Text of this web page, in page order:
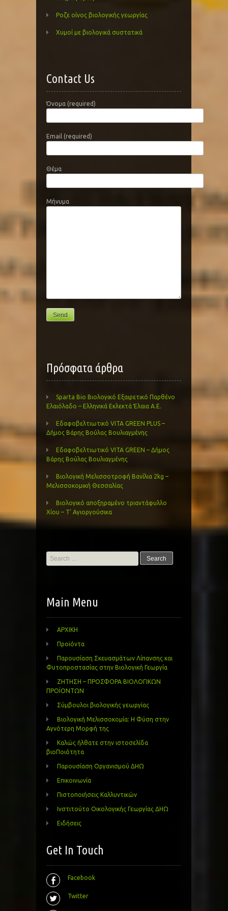
Ροζε οίνος βιολογικής γεωργίας
Χυμοί με βιολογικά συστατικά
Contact Us
Όνομα (required)
Email (required)
Θέμα
Μήνυμα
Πρόσφατα άρθρα
Sparta Bio Βιολογικό Εξαιρετικό Παρθένο
Ελαιόλαδο – Ελληνικά Εκλεκτά Έλαια Α.Ε.
Εδαφοβελτιωτικό VITA GREEN PLUS –
Δήμος Βάρης Βούλας Βουλιαγμένης
Εδαφοβελτιωτικό VITA GREEN – Δήμος
Βάρης Βούλας Βουλιαγμένης
Βιολογική Μελισσοτροφή Βανίλια 2kg –
Μελισσοκομική Θεσσαλίας
Βιολογικό αποξηραμένο τριαντάφυλλο
Χίου – Τ’ Αγιοργούσικα
Search
for:
Main Menu
ΑΡΧΙΚΗ
Προϊόντα
Παρουσίαση Σκευασμάτων Λίπανσης και
Φυτοπροστασίας στην Βιολογική Γεωργία
ΖΗΤΗΣΗ – ΠΡΟΣΦΟΡΑ ΒΙΟΛΟΓΙΚΩΝ
ΠΡΟΪΟΝΤΩΝ
Σύμβουλοι βιολογικής γεωργίας
Βιολογική Μελισσοκομία: Η Φύση στην
Αγνότερη Μορφή της
Καλώς ήλθατε στην ιστοσελίδα
βιοΠοιότητα
Παρουσίαση Οργανισμού ΔΗΩ
Επικοινωνία
Πιστοποιήσεις Καλλυντικών
Ινστιτούτο Οικολογικής Γεωργίας ΔΗΩ
Ειδήσεις
Get In Touch
Facebook
Twitter